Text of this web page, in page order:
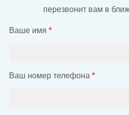
перезвонит вам в
Ваше имя *
Ваш номер телефона *